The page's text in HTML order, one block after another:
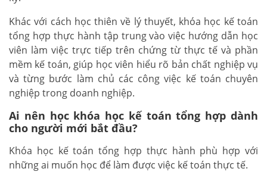
Khác với cách học thiên về lý thuyết, khóa học kế toán
tổng hợp thực hành tập trung vào việc hướng dẫn học
viên làm việc trực tiếp trên chứng từ thực tế và phần
mềm kế toán, giúp học viên hiểu rõ bản chất nghiệp vụ
và từng bước làm chủ các công việc kế toán chuyên
nghiệp trong doanh nghiệp.
Ai nên học khóa học kế toán tổng hợp dành
cho người mới bắt đầu?
Khóa học kế toán tổng hợp thực hành phù hợp với
những ai muốn học để làm được việc kế toán thực tế.